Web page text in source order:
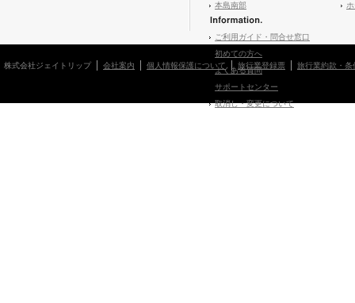
本島南部
ご利用ガイド・問合せ窓口
初めての方へ
よくある質問
サポートセンター
取消し・変更について
株式会社ジェイトリップ 会社案内 個人情報保護について 旅行業登録票 旅行業約款・条